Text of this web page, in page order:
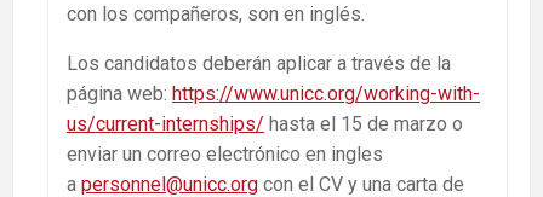
con los compañeros, son en inglés.
Los candidatos deberán aplicar a través de la
página web: https://www.unicc.org/working-with-
us/current-internships/ hasta el 15 de marzo o
enviar un correo electrónico en ingles
a personnel@unicc.org con el CV y una carta de